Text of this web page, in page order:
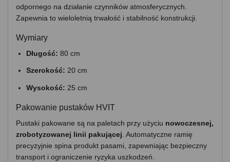
odpornego na działanie czynników atmosferycznych.
Zapewnia to wieloletnią trwałość i stabilność konstrukcji.
Wymiary
Długość: 80 cm
Szerokość: 20 cm
Wysokość: 25 cm
Pakowanie pustaków HVIT
Pustaki pakowane są na paletach przy użyciu nowoczesnej,
zrobotyzowanej linii pakującej . Automatyczne ramię
precyzyjnie spina produkt pasami, zapewniając bezpieczny
transport i ograniczenie ryzyka uszkodzeń.